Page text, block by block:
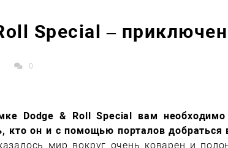
Special –
0
Dodge & Roll Special вам
кто он и с помощью порталов добраться
мир вокруг очень коварен и